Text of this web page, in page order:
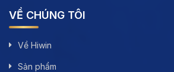
VỀ CHÚNG TÔI
Về Hiwin
Sản phẩm